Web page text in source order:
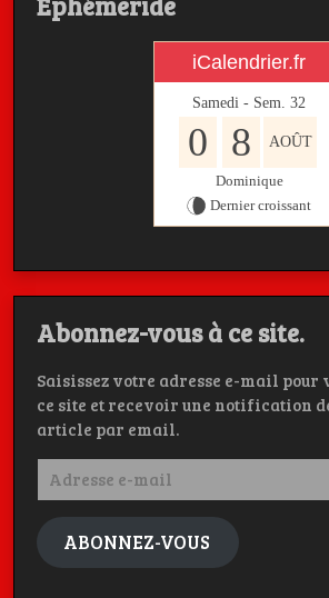
iCalendrier.fr
Samedi - Sem. 32
0 8 AOÛT
Dominique
Dernier croissant
Abonnez-vous à ce site.
Saisissez votre adresse e-mail pour
ce site et recevoir une notification
article par email.
Adresse
mail
ABONNEZ-VOUS